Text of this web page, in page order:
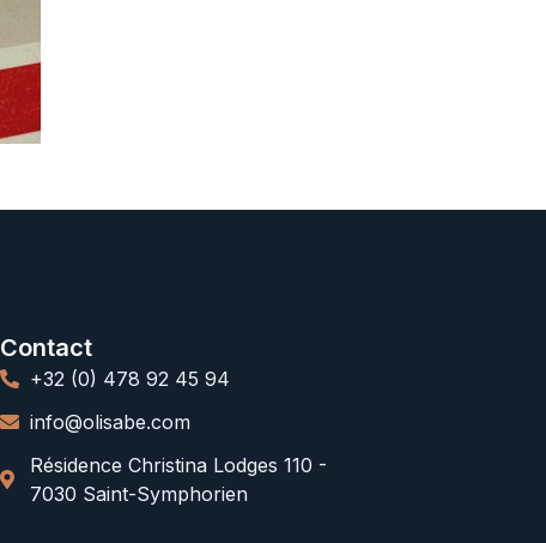
Contact
+32 (0) 478 92 45 94
info@olisabe.com
Résidence Christina Lodges 110 -
7030 Saint-Symphorien